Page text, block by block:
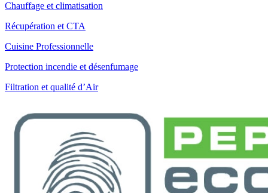
Chauffage et climatisation
Récupération et CTA
Cuisine Professionnelle
Protection incendie et désenfumage
Filtration et qualité d’Air